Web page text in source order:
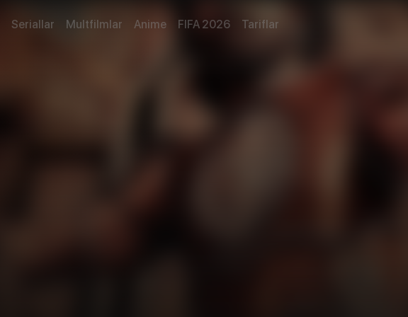
Seriallar Multfilmlar Anime FIFA 2026 Tariflar